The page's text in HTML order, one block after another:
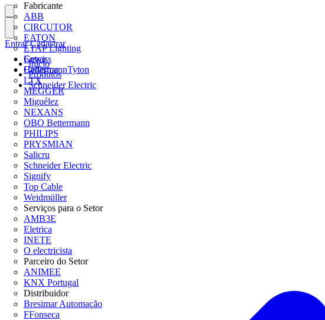
Fabricante
ABB
CIRCUTOR
EATON
ETAP Lighting
Gewiss
HellermannTyton
LTX
MEGGER
Miguélez
NEXANS
OBO Bettermann
PHILIPS
PRYSMIAN
Salicru
Schneider Electric
Signify
Top Cable
Weidmüller
Serviços para o Setor
AMB3E
Eletrica
INETE
O electricista
Parceiro do Setor
ANIMEE
KNX Portugal
Distribuidor
Bresimar Automação
FFonseca
Entrar
Cadastrar
Entrar Cadastrar
Início
Produtos
Schneider Electric